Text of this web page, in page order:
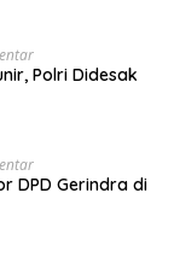
Polri Didesak
DPD Gerindra di